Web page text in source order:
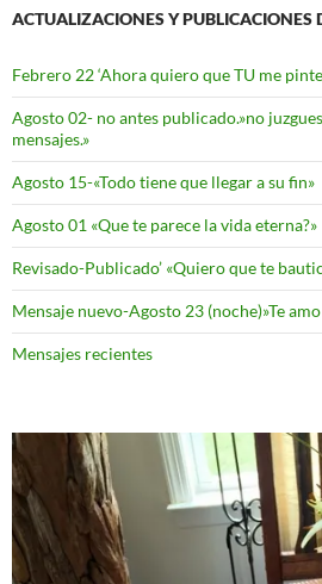
ACTUALIZACIONES Y PUBLICACIONES
Febrero 22 ‘Ahora quiero que TU me
Agosto 02- no antes publicado.»no
mensajes.»
Agosto 15-«Todo tiene que llegar a su fin»
Agosto 01 «Que te parece la vida eterna?»
Revisado-Publicado’ «Quiero que te
Mensaje nuevo-Agosto 23 (noche)»Te
Mensajes recientes